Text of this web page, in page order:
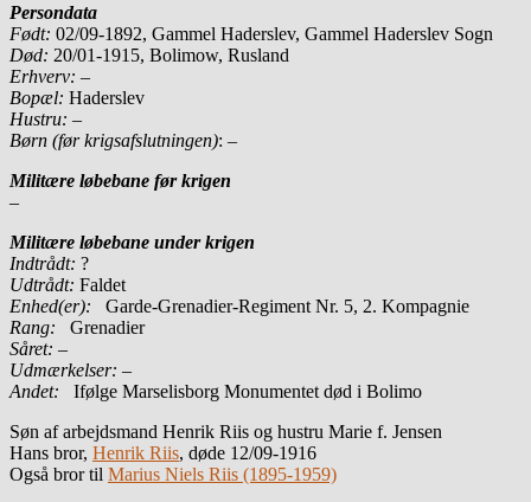
Persondata
Født: 02/09-1892, Gammel Haderslev, Gammel Haderslev Sogn
Død: 20/01-1915, Bolimow, Rusland
Erhverv: –
Bopæl: Haderslev
Hustru: –
Børn (før krigsafslutningen): –
Militære løbebane før krigen
–
Militære løbebane under krigen
Indtrådt: ?
Udtrådt: Faldet
Enhed(er): Garde-Grenadier-Regiment Nr. 5, 2. Kompagnie
Rang: Grenadier
Såret: –
Udmærkelser: –
Andet: Ifølge Marselisborg Monumentet død i Bolimo
Søn af arbejdsmand Henrik Riis og hustru Marie f. Jensen
Hans bror, Henrik Riis, døde 12/09-1916
Også bror til Marius Niels Riis (1895-1959)